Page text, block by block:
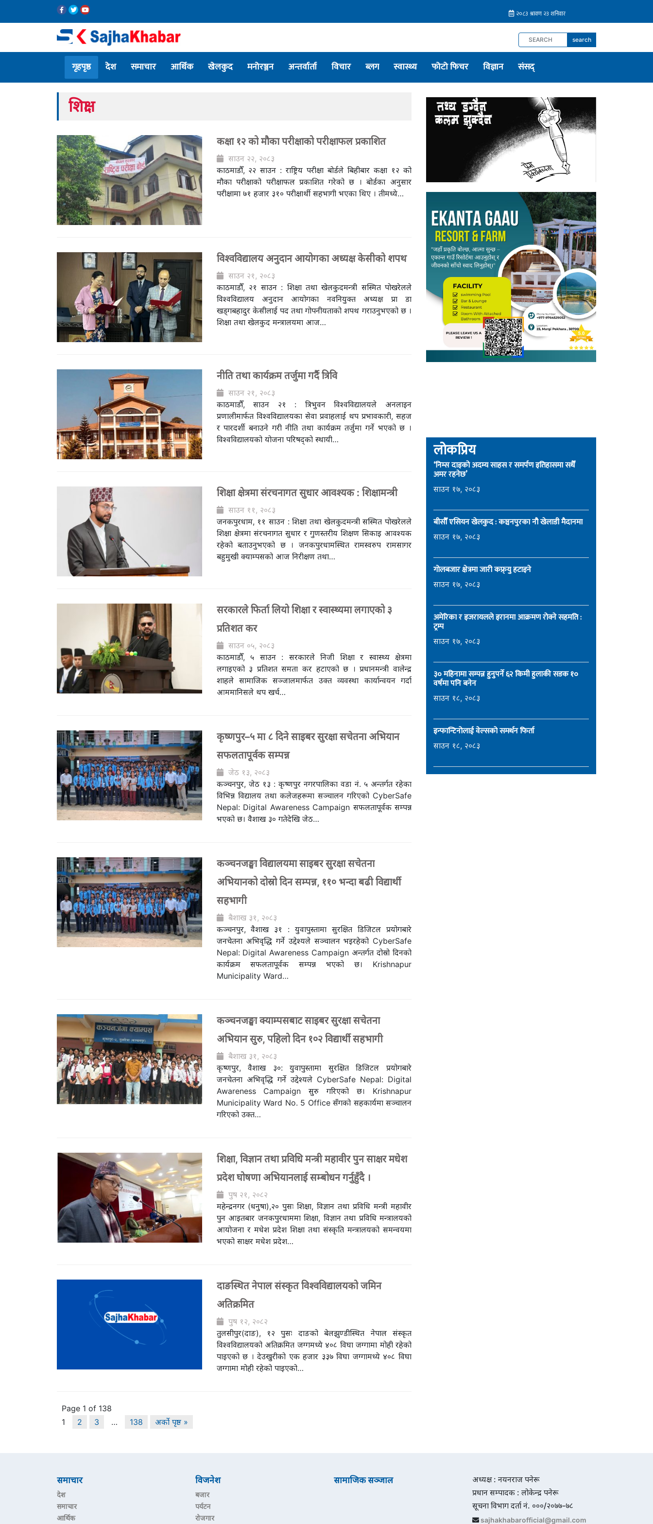
search
गृहपृष्ठ देश समाचार आर्थिक खेलकुद मनोरञ्जन अन्तर्वार्ता विचार ब्लग स्वास्थ्य फोटो फिचर विज्ञान संसद्
शिक्षा
कक्षा १२ को मौका परीक्षाको परीक्षाफल प्रकाशित
साउन २२, २०८३
काठमाडौँ, २२ साउन : राष्ट्रिय परीक्षा बोर्डले बिहीबार कक्षा १२ को
मौका परीक्षाको परीक्षाफल प्रकाशित गरेको छ । बोर्डका अनुसार
परीक्षामा ७१ हजार ३१० परीक्षार्थी सहभागी भएका थिए । तीमध्ये…
विश्वविद्यालय अनुदान आयोगका अध्यक्ष केसीको शपथ
साउन २१, २०८३
काठमाडौँ, २१ साउन : शिक्षा तथा खेलकुदमन्त्री सस्मित पोखरेलले
विश्वविद्यालय अनुदान आयोगका नवनियुक्त अध्यक्ष प्रा डा
खड्गबहादुर केसीलाई पद तथा गोपनीयताको शपथ गराउनुभएको छ ।
शिक्षा तथा खेलकुद मन्त्रालयमा आज…
नीति तथा कार्यक्रम तर्जुमा गर्दै त्रिवि
साउन २१, २०८३
काठमाडौँ, साउन २१ : त्रिभुवन विश्वविद्यालयले अनलाइन
प्रणालीमार्फत विश्वविद्यालयका सेवा प्रवाहलाई थप प्रभावकारी, सहज
र पारदर्शी बनाउने गरी नीति तथा कार्यक्रम तर्जुमा गर्ने भएको छ ।
विश्वविद्यालयको योजना परिषद्को स्थायी…
शिक्षा क्षेत्रमा संरचनागत सुधार आवश्यक : शिक्षामन्त्री
साउन ११, २०८३
जनकपुरधाम, ११ साउन : शिक्षा तथा खेलकुदमन्त्री सस्मित पोखरेलले
शिक्षा क्षेत्रमा संरचनागत सुधार र गुणस्तरीय शिक्षण सिकाइ आवश्यक
रहेको बताउनुभएको छ । जनकपुरधामस्थित रामस्वरुप रामसागर
बहुमुखी क्याम्पसको आज निरीक्षण तथा…
सरकारले फिर्ता लियो शिक्षा र स्वास्थ्यमा लगाएको ३
प्रतिशत कर
साउन ०५, २०८३
काठमाडौँ, ५ साउन : सरकारले निजी शिक्षा र स्वास्थ्य क्षेत्रमा
लगाइएको ३ प्रतिशत समता कर हटाएको छ । प्रधानमन्त्री वालेन्द्र
शाहले सामाजिक सञ्जालमार्फत उक्त व्यवस्था कार्यान्वयन गर्दा
आममानिसले थप खर्च…
कृष्णपुर–५ मा ८ दिने साइबर सुरक्षा सचेतना अभियान
सफलतापूर्वक सम्पन्न
जेठ १३, २०८३
कञ्चनपुर, जेठ १३ : कृष्णपुर नगरपालिका वडा नं. ५ अन्तर्गत रहेका
विभिन्न विद्यालय तथा कलेजहरूमा सञ्चालन गरिएको CyberSafe
Nepal: Digital Awareness Campaign सफलतापूर्वक सम्पन्न
भएको छ। वैशाख ३० गतेदेखि जेठ…
कञ्चनजङ्घा विद्यालयमा साइबर सुरक्षा सचेतना
अभियानको दोस्रो दिन सम्पन्न, ११० भन्दा बढी विद्यार्थी
सहभागी
बैशाख ३१, २०८३
कञ्चनपुर, वैशाख ३१ : युवापुस्तामा सुरक्षित डिजिटल प्रयोगबारे
जनचेतना अभिवृद्धि गर्ने उद्देश्यले सञ्चालन भइरहेको CyberSafe
Nepal: Digital Awareness Campaign अन्तर्गत दोस्रो दिनको
कार्यक्रम सफलतापूर्वक सम्पन्न भएको छ। Krishnapur
Municipality Ward…
कञ्चनजङ्घा क्याम्पसबाट साइबर सुरक्षा सचेतना
अभियान सुरु, पहिलो दिन १०२ विद्यार्थी सहभागी
बैशाख ३१, २०८३
कृष्णपुर, वैशाख ३०: युवापुस्तामा सुरक्षित डिजिटल प्रयोगबारे
जनचेतना अभिवृद्धि गर्ने उद्देश्यले CyberSafe Nepal: Digital
Awareness Campaign सुरु गरिएको छ। Krishnapur
Municipality Ward No. 5 Office सँगको सहकार्यमा सञ्चालन
गरिएको उक्त…
शिक्षा, विज्ञान तथा प्रविधि मन्त्री महावीर पुन साक्षर मधेश
प्रदेश घोषणा अभियानलाई सम्बोधन गर्नुहुँदै ।
पुष २१, २०८२
महेन्द्रनगर (धनुषा),२० पुसः शिक्षा, विज्ञान तथा प्रविधि मन्त्री महावीर
पुन आइतबार जनकपुरधाममा शिक्षा, विज्ञान तथा प्रविधि मन्त्रालयको
आयोजना र मधेश प्रदेश शिक्षा तथा संस्कृति मन्त्रालयको समन्वयमा
भएको साक्षर मधेश प्रदेश…
दाङस्थित नेपाल संस्कृत विश्वविद्यालयको जमिन
अतिक्रमित
पुष १२, २०८२
तुलसीपुर(दाङ), १२ पुसः दाङको बेलझुण्डीस्थित नेपाल संस्कृत
विश्वविद्यालयको अतिक्रमित जग्गमध्ये ४०८ विघा जग्गामा मोही रहेको
पाइएको छ । देउखुरीको एक हजार ३३७ विघा जग्गामध्ये ४०८ विघा
जग्गामा मोही रहेको पाइएको…
Page 1 of 138
1
2 3 … 138 अर्को पृष्ठ »
लोकप्रिय
‘निम्स दाइको अदम्य साहस र समर्पण इतिहासमा सधैँ
अमर रहनेछ’
साउन १७, २०८३
बीसौँ एसियन खेलकुद : कञ्चनपुरका नौ खेलाडी मैदानमा
साउन १७, २०८३
गोलबजार क्षेत्रमा जारी कफ्र्यु हटाइने
साउन १७, २०८३
अमेरिका र इजरायलले इरानमा आक्रमण रोक्ने सहमति :
ट्रम्प
साउन १७, २०८३
३० महिनामा सम्पन्न हुनुपर्ने ६२ किमी हुलाकी सडक १०
वर्षमा पनि बनेन
साउन १८, २०८३
इन्फान्टिनोलाई वेल्सको समर्थन फिर्ता
साउन १८, २०८३
समाचार
देश
समाचार
आर्थिक
विजनेश
बजार
पर्यटन
रोजगार
सामाजिक सञ्जाल
अध्यक्ष : नयनराज पनेरू
प्रधान सम्पादक : लोकेन्द्र पनेरू
सूचना विभाग दर्ता नं. ०००/२०७७-७८
sajhakhabarofficial@gmail.com